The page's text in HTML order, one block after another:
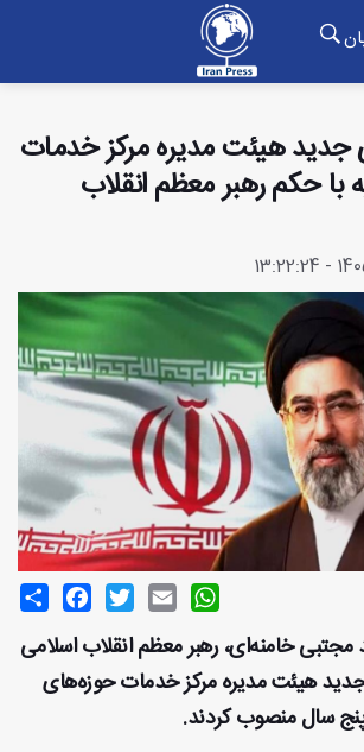
جدید هیئت مدیره مرکز خدمات
با حکم رهبر معظم انقلاب
Share
FacebookTwitterEmail
WhatsApp
خامنه‌ای، رهبر معظم انقلاب اسلامی
هیئت مدیره‌ مرکز خدمات حوزه‌های
سال منصوب کردند.